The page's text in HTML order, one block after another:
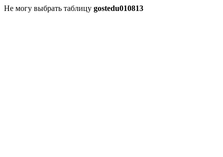
Не могу выбрать таблицу gostedu010813